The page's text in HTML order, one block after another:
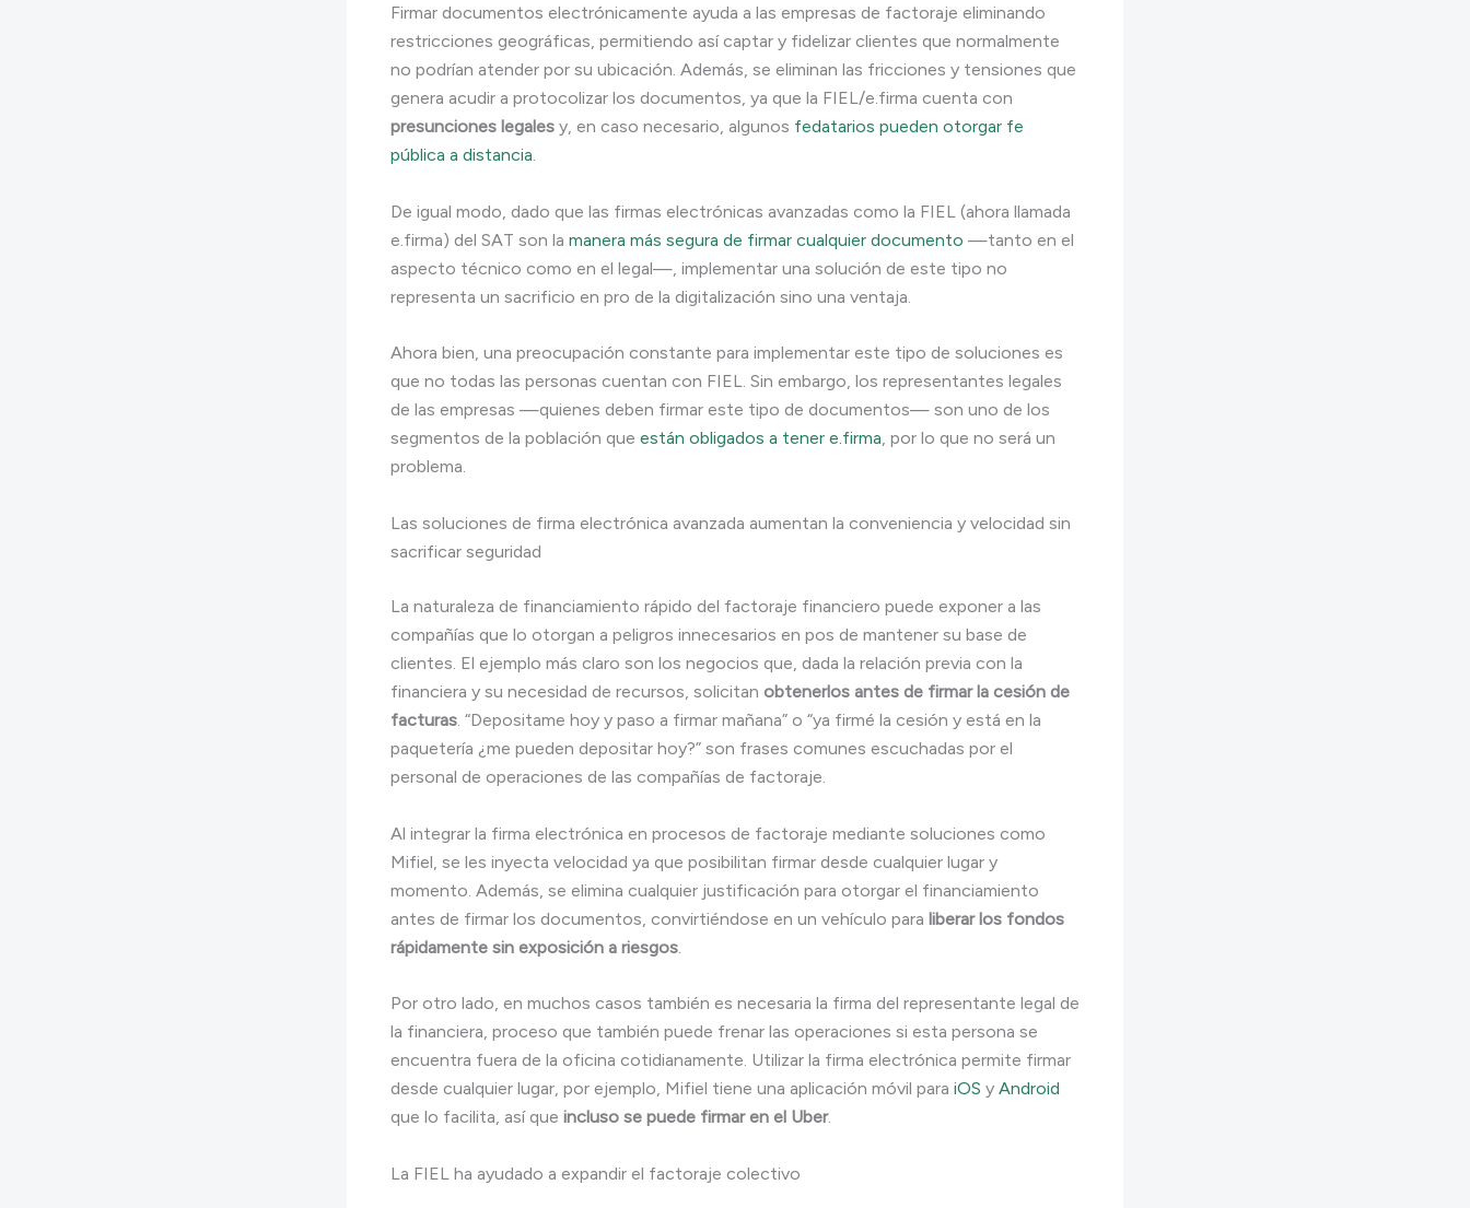
Firmar documentos electrónicamente ayuda a las empresas de factoraje eliminando
restricciones geográficas, permitiendo así captar y fidelizar clientes que normalmente
no podrían atender por su ubicación. Además, se eliminan las fricciones y tensiones que
genera acudir a protocolizar los documentos, ya que la FIEL/e.firma cuenta con
presunciones legales y, en caso necesario, algunos fedatarios pueden otorgar fe
pública a distancia.
De igual modo, dado que las firmas electrónicas avanzadas como la FIEL (ahora llamada
e.firma) del SAT son la manera más segura de firmar cualquier documento —tanto en el
aspecto técnico como en el legal—, implementar una solución de este tipo no
representa un sacrificio en pro de la digitalización sino una ventaja.
Ahora bien, una preocupación constante para implementar este tipo de soluciones es
que no todas las personas cuentan con FIEL. Sin embargo, los representantes legales
de las empresas —quienes deben firmar este tipo de documentos— son uno de los
segmentos de la población que están obligados a tener e.firma, por lo que no será un
problema.
Las soluciones de firma electrónica avanzada aumentan la conveniencia y velocidad sin
sacrificar seguridad
La naturaleza de financiamiento rápido del factoraje financiero puede exponer a las
compañías que lo otorgan a peligros innecesarios en pos de mantener su base de
clientes. El ejemplo más claro son los negocios que, dada la relación previa con la
financiera y su necesidad de recursos, solicitan obtenerlos antes de firmar la cesión de
facturas. “Depositame hoy y paso a firmar mañana” o “ya firmé la cesión y está en la
paquetería ¿me pueden depositar hoy?” son frases comunes escuchadas por el
personal de operaciones de las compañías de factoraje.
Al integrar la firma electrónica en procesos de factoraje mediante soluciones como
Mifiel, se les inyecta velocidad ya que posibilitan firmar desde cualquier lugar y
momento. Además, se elimina cualquier justificación para otorgar el financiamiento
antes de firmar los documentos, convirtiéndose en un vehículo para liberar los fondos
rápidamente sin exposición a riesgos
Por otro lado, en muchos casos también es necesaria la firma del representante legal de
la financiera, proceso que también puede frenar las operaciones si esta persona se
encuentra fuera de la oficina cotidianamente. Utilizar la firma electrónica permite firmar
desde cualquier lugar, por ejemplo, Mifiel tiene una aplicación móvil para iOS y Android
que lo facilita, así que incluso se puede firmar en el Uber.
La FIEL ha ayudado a expandir el factoraje colectivo